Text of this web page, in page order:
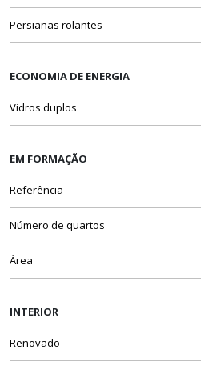
Persianas rolantes
ECONOMIA DE ENERGIA
Vidros duplos
EM FORMAÇÃO
Referência
Número de quartos
Área
INTERIOR
Renovado